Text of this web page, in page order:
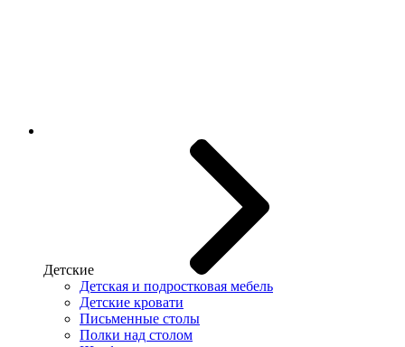
Детские
Детская и подростковая мебель
Детские кровати
Письменные столы
Полки над столом